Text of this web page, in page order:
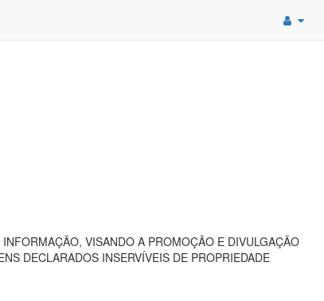
VISANDO A PROMOÇÃO E DIVULGAÇÃO
DECLARADOS INSERVÍVEIS DE PROPRIEDADE